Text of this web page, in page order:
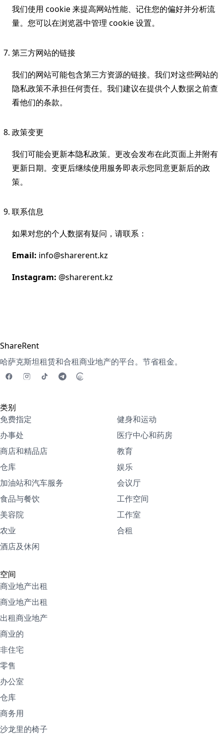
我们使用 cookie 来提高网站性能、记住您的偏好并分析流
量。您可以在浏览器中管理 cookie 设置。
第三方网站的链接
我们的网站可能包含第三方资源的链接。我们对这些网站的
隐私政策不承担任何责任。我们建议在提供个人数据之前查
看他们的条款。
政策变更
我们可能会更新本隐私政策。更改会发布在此页面上并附有
更新日期。变更后继续使用服务即表示您同意更新后的政
策。
联系信息
如果对您的个人数据有疑问，请联系：
Email: info@sharerent.kz
Instagram: @sharerent.kz
ShareRent
哈萨克斯坦租赁和合租商业地产的平台。节省租金。
类别
免费指定
办事处
商店和精品店
仓库
加油站和汽车服务
食品与餐饮
美容院
农业
酒店及休闲
健身和运动
医疗中心和药房
教育
娱乐
会议厅
工作空间
工作室
合租
空间
商业地产出租
商业地产出租
出租商业地产
商业的
非住宅
零售
办公室
仓库
商务用
沙龙里的椅子